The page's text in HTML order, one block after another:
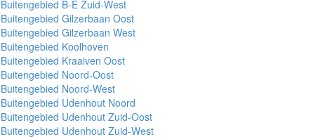
Buitengebied B-E Zuid-West
Buitengebied Gilzerbaan Oost
Buitengebied Gilzerbaan West
Buitengebied Koolhoven
Buitengebied Kraaiven Oost
Buitengebied Noord-Oost
Buitengebied Noord-West
Buitengebied Udenhout Noord
Buitengebied Udenhout Zuid-Oost
Buitengebied Udenhout Zuid-West